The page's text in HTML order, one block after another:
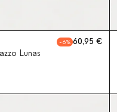
6
60,95
Lunas